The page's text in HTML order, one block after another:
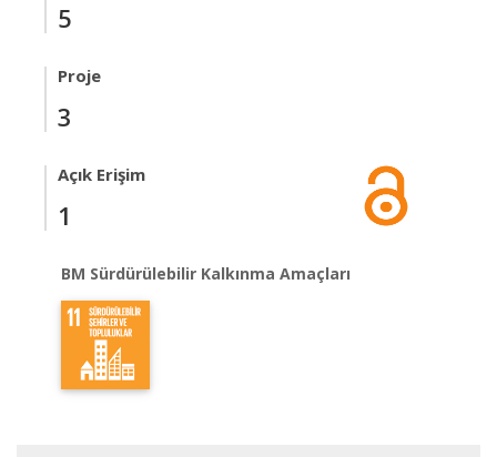
5
Proje
3
Açık Erişim
1
BM Sürdürülebilir Kalkınma Amaçları